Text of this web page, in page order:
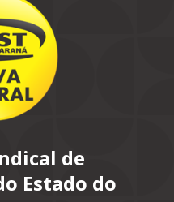
de
Estado do